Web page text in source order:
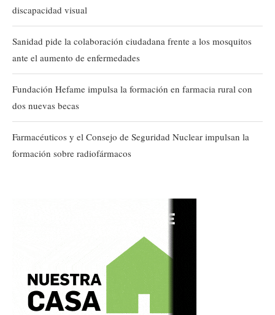
discapacidad visual
Sanidad pide la colaboración ciudadana frente a los mosquitos
ante el aumento de enfermedades
Fundación Hefame impulsa la formación en farmacia rural con
dos nuevas becas
Farmacéuticos y el Consejo de Seguridad Nuclear impulsan la
formación sobre radiofármacos